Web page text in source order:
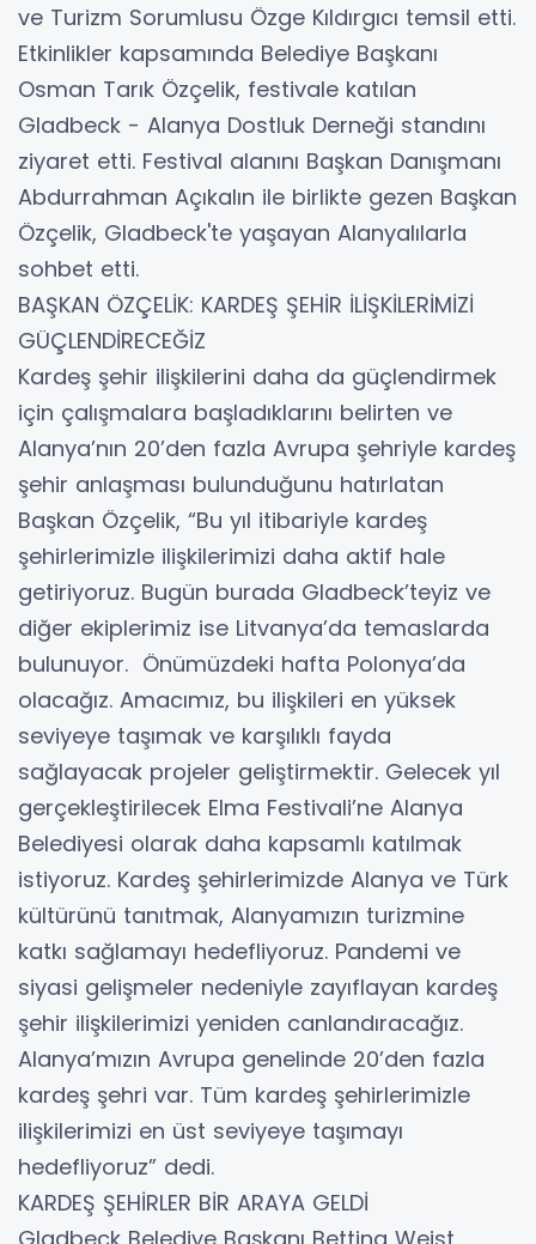
ve Turizm Sorumlusu Özge Kıldırgıcı temsil etti.
Etkinlikler kapsamında Belediye Başkanı
Osman Tarık Özçelik, festivale katılan
Gladbeck - Alanya Dostluk Derneği standını
ziyaret etti. Festival alanını Başkan Danışmanı
Abdurrahman Açıkalın ile birlikte gezen Başkan
Özçelik, Gladbeck'te yaşayan Alanyalılarla
sohbet etti.
BAŞKAN ÖZÇELİK: KARDEŞ ŞEHİR İLİŞKİLERİMİZİ
GÜÇLENDİRECEĞİZ
Kardeş şehir ilişkilerini daha da güçlendirmek
için çalışmalara başladıklarını belirten ve
Alanya’nın 20’den fazla Avrupa şehriyle kardeş
şehir anlaşması bulunduğunu hatırlatan
Başkan Özçelik, “Bu yıl itibariyle kardeş
şehirlerimizle ilişkilerimizi daha aktif hale
getiriyoruz. Bugün burada Gladbeck’teyiz ve
diğer ekiplerimiz ise Litvanya’da temaslarda
bulunuyor. Önümüzdeki hafta Polonya’da
olacağız. Amacımız, bu ilişkileri en yüksek
seviyeye taşımak ve karşılıklı fayda
sağlayacak projeler geliştirmektir. Gelecek yıl
gerçekleştirilecek Elma Festivali’ne Alanya
Belediyesi olarak daha kapsamlı katılmak
istiyoruz. Kardeş şehirlerimizde Alanya ve Türk
kültürünü tanıtmak, Alanyamızın turizmine
katkı sağlamayı hedefliyoruz. Pandemi ve
siyasi gelişmeler nedeniyle zayıflayan kardeş
şehir ilişkilerimizi yeniden canlandıracağız.
Alanya’mızın Avrupa genelinde 20’den fazla
kardeş şehri var. Tüm kardeş şehirlerimizle
ilişkilerimizi en üst seviyeye taşımayı
hedefliyoruz” dedi.
KARDEŞ ŞEHİRLER BİR ARAYA GELDİ